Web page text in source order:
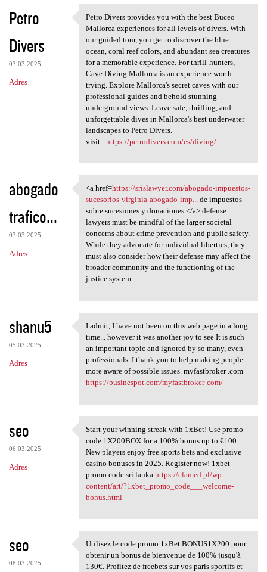
Petro
Divers
03.03.2025
Adres
Petro Divers provides you
Petro Divers provides you with the best Buceo
Mallorca experiences for all levels of divers. With
our guided tour, you get to discover the blue
ocean, coral reef colors, and abundant sea creatures
for a memorable experience. For thrill-hunters,
Cave Diving Mallorca is an experience worth
trying. Explore Mallorca's secret caves with our
professional guides and behold stunning
underground views. Leave safe, thrilling, and
unforgettable dives in Mallorca's best underwater
landscapes to Petro Divers.
visit : https://petrodivers.com/es/diving/
abogado
trafico...
03.03.2025
Adres
<a href=https://srislawyer
<a href=https://srislawyer.com/abogado-impuestos-
sucesorios-virginia-abogado-imp...de impuestos
sobre sucesiones y donaciones </a> defense
lawyers must be mindful of the larger societal
concerns about crime prevention and public safety.
While they advocate for individual liberties, they
must also consider how their defense may affect the
broader community and the functioning of the
justice system.
shanu5
05.03.2025
Adres
I admit, I have not been on
I admit, I have not been on this web page in a long
time... however it was another joy to see It is such
an important topic and ignored by so many, even
professionals. I thank you to help making people
more aware of possible issues. myfastbroker .com
https://businespot.com/myfastbroker-com/
seo
06.03.2025
Adres
Start your winning streak
Start your winning streak with 1xBet! Use promo
code 1X200BOX for a 100% bonus up to €100.
New players enjoy free sports bets and exclusive
casino bonuses in 2025. Register now! 1xbet
promo code sri lanka https://elamed.pl/wp-
content/art/?1xbet_promo_code___welcome-
bonus.html
seo
08.03.2025
Utilisez le code promo 1xBet
Utilisez le code promo 1xBet BONUS1X200 pour
obtenir un bonus de bienvenue de 100% jusqu'à
130€. Profitez de freebets sur vos paris sportifs et